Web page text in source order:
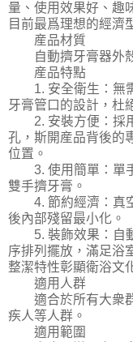
量、使用效果好、趣
目前最爲理想的經濟
産品材質
自動擠牙膏器外殼
産品特點
1. 安全衛生：無需
牙膏管口的設計，杜
2. 安裝方便：採用
孔，斯開産品背後的
位置。
3. 使用簡單：單手
雙手擠牙膏。
4. 節約經濟：真空
後內部殘留最小化。
5. 裝飾效果：自動
序排列擺放，滿足浴
整潔特性彰顯衛浴文
適用人群
適合於所有大衆群
疾人等人群。
適用範圍